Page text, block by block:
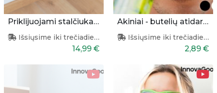
Priklijuojami stalčiukai 2 vnt.
Išsiųsime iki trečiadienio
14,99 €
Akiniai - butelių atidarytuvas
Išsiųsime iki trečiadienio
2,89 €